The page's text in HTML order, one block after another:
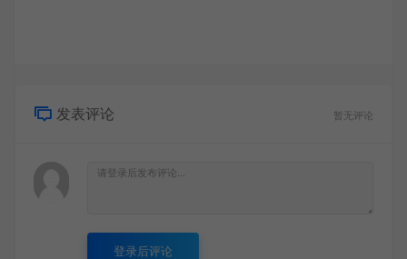
发表评论 暂无评论
登录后评论